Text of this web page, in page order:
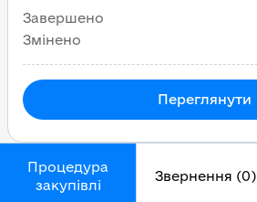
Процедура
закупівлі
Звернення (0)
Завершено
Змінено
Переглянути